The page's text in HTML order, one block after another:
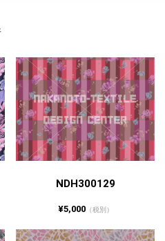
NDH300129
¥5,000（税別）